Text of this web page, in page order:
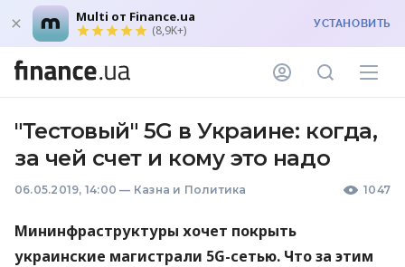
Multi от Finance.ua
(8,9K+) УСТАНОВИТЬ
"Тестовый" 5G в Украине: когда,
за чей счет и кому это надо
06.05.2019, 14:00 — Казна и Политика 1047
Мининфраструктуры хочет покрыть
украинские магистрали 5G-сетью. Что за этим